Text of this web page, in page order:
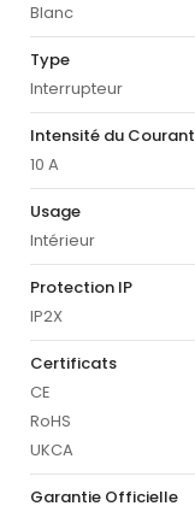
Blanc
Type
Interrupteur
Intensité du Courant
10 A
Usage
Intérieur
Protection IP
IP2X
Certificats
CE
RoHS
UKCA
Garantie Officielle